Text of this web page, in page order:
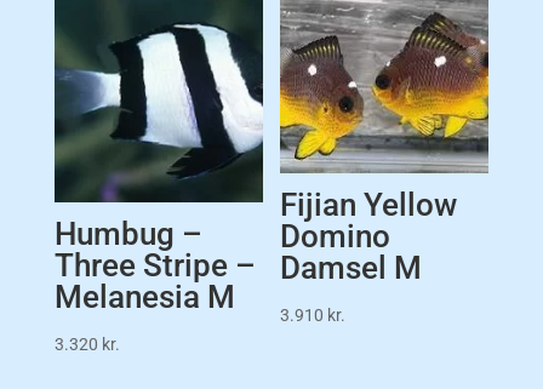
Humbug –
Three Stripe –
Melanesia M
3.320 kr.
Fijian Yellow
Domino
Damsel M
3.910 kr.